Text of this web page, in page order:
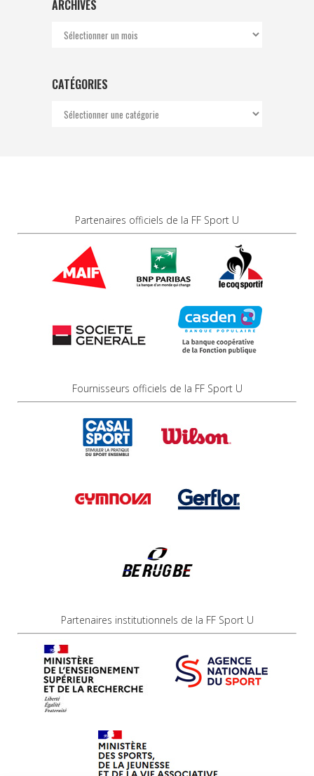
ARCHIVES
Archives
CATÉGORIES
Catégories
Partenaires officiels de la FF Sport U
Fournisseurs officiels de la FF Sport U
Partenaires institutionnels de la FF Sport U